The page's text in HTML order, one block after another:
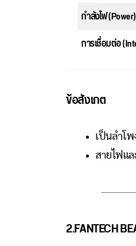
กำลังไฟ (Power)
การเชื่อมต่อ
ข้อสังเกต
เป็นลำโ
สายไฟแ
2.FANTECH